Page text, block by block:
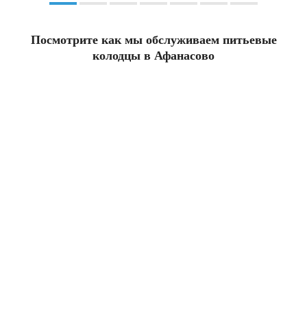
Посмотрите как мы обслуживаем питьевые
колодцы в Афанасово